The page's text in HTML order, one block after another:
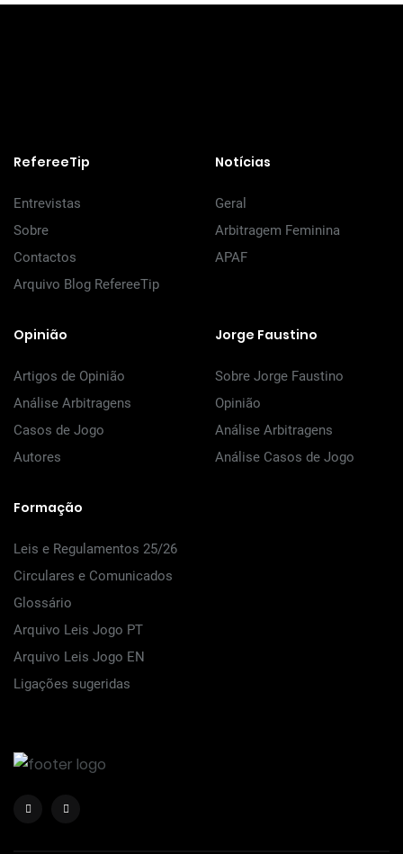
RefereeTip
Entrevistas
Sobre
Contactos
Arquivo Blog RefereeTip
Notícias
Geral
Arbitragem Feminina
APAF
Opinião
Artigos de Opinião
Análise Arbitragens
Casos de Jogo
Autores
Jorge Faustino
Sobre Jorge Faustino
Opinião
Análise Arbitragens
Análise Casos de Jogo
Formação
Leis e Regulamentos 25/26
Circulares e Comunicados
Glossário
Arquivo Leis Jogo PT
Arquivo Leis Jogo EN
Ligações sugeridas